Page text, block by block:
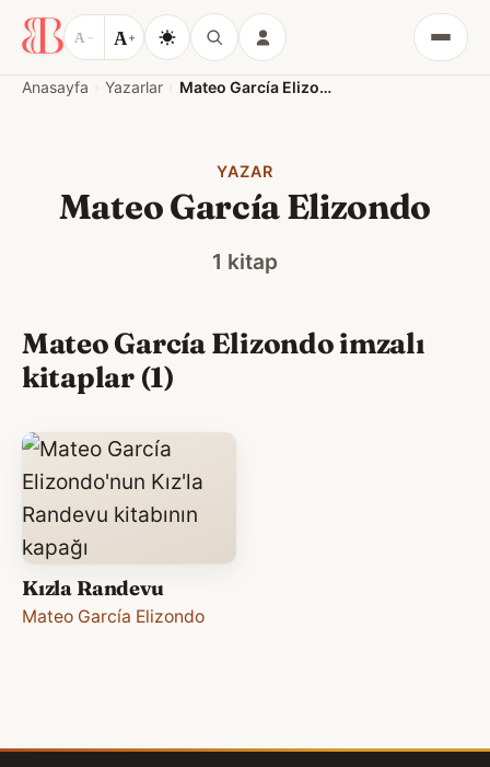
A − A+
Menü
Anasayfa Yazarlar Mateo García Elizondo
YAZAR
Mateo García Elizondo
1 kitap
Mateo García Elizondo imzalı
kitaplar (1)
Kızla Randevu
Mateo García Elizondo